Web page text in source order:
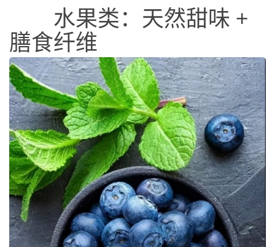
水果类：天然甜味 +
膳食纤维